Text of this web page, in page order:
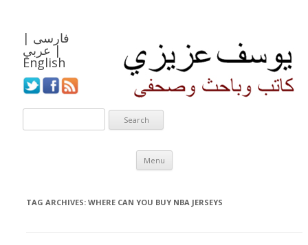
فارسی |
عربي |
English
Menu
Skip to content
TAG ARCHIVES: WHERE CAN YOU BUY NBA JERSEYS